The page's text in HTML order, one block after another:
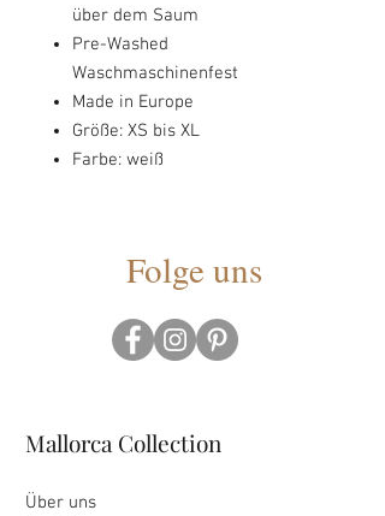
über dem Saum
Pre-Washed
Waschmaschinenfest
Made in Europe
Größe: XS bis XL
Farbe: weiß
Folge uns
Mallorca Collection
Über uns